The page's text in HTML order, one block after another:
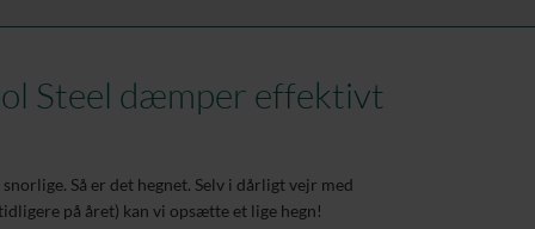
Steel dæmper effektivt
Så er det hegnet. Selv i dårligt vejr med
på året) kan vi opsætte et lige hegn!